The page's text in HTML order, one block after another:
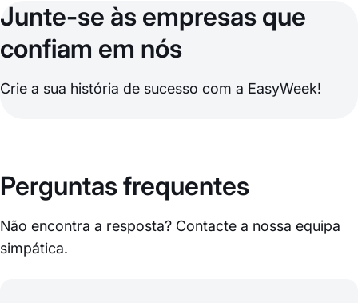
Junte-se às empresas que
confiam em nós
Crie a sua história de sucesso com a EasyWeek!
Perguntas frequentes
Não encontra a resposta? Contacte a nossa equipa
simpática.